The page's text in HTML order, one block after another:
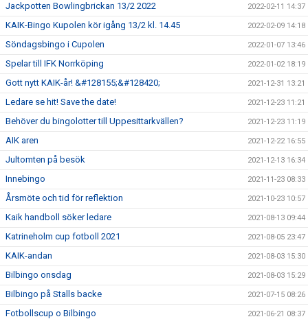
Jackpotten Bowlingbrickan 13/2 2022 2022-02-11 14:37
KAIK-Bingo Kupolen kör igång 13/2 kl. 14.45 2022-02-09 14:18
Söndagsbingo i Cupolen 2022-01-07 13:46
Spelar till IFK Norrköping 2022-01-02 18:19
Gott nytt KAIK-år! &#128155;&#128420; 2021-12-31 13:21
Ledare se hit! Save the date! 2021-12-23 11:21
Behöver du bingolotter till Uppesittarkvällen? 2021-12-23 11:19
AIK aren 2021-12-22 16:55
Jultomten på besök 2021-12-13 16:34
Innebingo 2021-11-23 08:33
Årsmöte och tid för reflektion 2021-10-23 10:57
Kaik handboll söker ledare 2021-08-13 09:44
Katrineholm cup fotboll 2021 2021-08-05 23:47
KAIK-andan 2021-08-03 15:30
Bilbingo onsdag 2021-08-03 15:29
Bilbingo på Stalls backe 2021-07-15 08:26
Fotbollscup o Bilbingo 2021-06-21 08:37